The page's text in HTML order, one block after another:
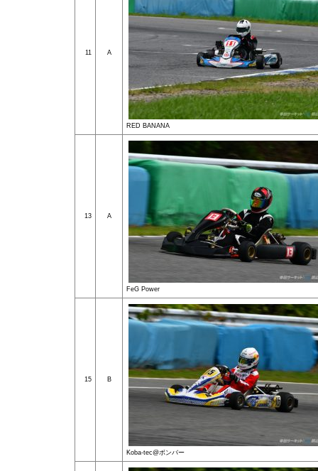
11 A
RED BANANA
13 A
FeG Power
15 B
Koba-tec@ボンバー